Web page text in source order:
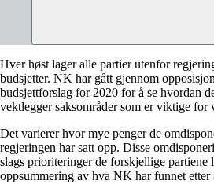
​Hver høst lager alle partier utenfor
budsjetter. NK har gått gjennom
budsjettforslag for 2020 for å se hvordan
vektlegger saksområder som er viktige for
Det varierer hvor mye penger de
regjeringen har satt opp. Disse
slags prioriteringer de forskjellige partiene
oppsummering av hva NK har funnet etter